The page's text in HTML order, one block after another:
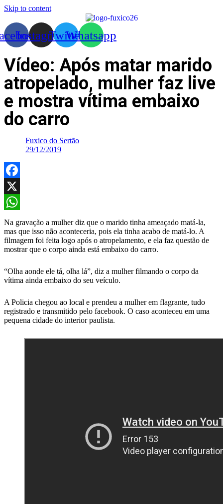
Skip to content
InstagramTwitterWhatsapp
Vídeo: Após matar marido
atropelado, mulher faz live
e mostra vítima embaixo
do carro
Fuxico do Sertão
29/12/2019
Facebook
X
WhatsApp
Na gravação a mulher diz que o marido tinha ameaçado matá-la,
mas que isso não aconteceria, pois ela tinha acabo de matá-lo. A
filmagem foi feita logo após o atropelamento, e ela faz questão de
mostrar que o corpo ainda está embaixo do carro.
“Olha aonde ele tá, olha lá”, diz a mulher filmando o corpo da
vítima ainda embaixo do seu veículo.
A Policia chegou ao local e prendeu a mulher em flagrante, tudo
registrado e transmitido pelo facebook. O caso aconteceu em uma
pequena cidade do interior paulista.